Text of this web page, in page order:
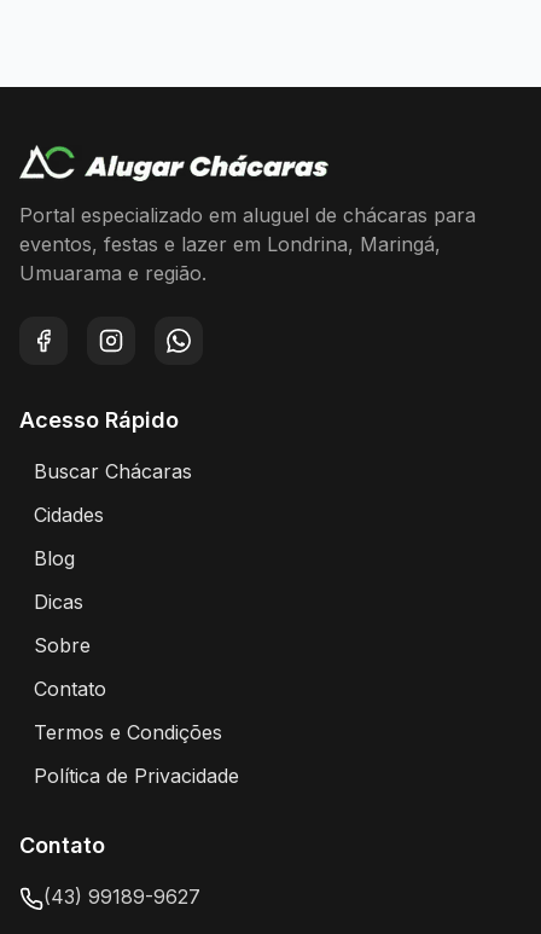
Portal especializado em aluguel de chácaras para
eventos, festas e lazer em Londrina, Maringá,
Umuarama e região.
FacebookInstagramWhatsApp
Acesso Rápido
Buscar Chácaras
Cidades
Blog
Dicas
Sobre
Contato
Termos e Condições
Política de Privacidade
Contato
(43) 99189-9627